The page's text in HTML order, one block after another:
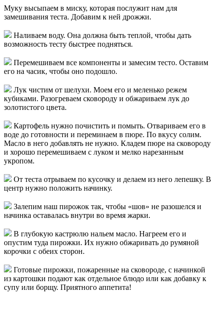
Муку высыпаем в миску, которая послужит нам для
замешивания теста. Добавим к ней дрожжи.
Наливаем воду. Она должна быть теплой, чтобы дать
возможность тесту быстрее подняться.
Перемешиваем все компоненты и замесим тесто. Оставим
его на часик, чтобы оно подошло.
Лук чистим от шелухи. Моем его и меленько режем
кубиками. Разогреваем сковороду и обжариваем лук до
золотистого цвета.
Картофель нужно почистить и помыть. Отвариваем его в
воде до готовности и переминаем в пюре. По вкусу солим.
Масло в него добавлять не нужно. Кладем пюре на сковороду
и хорошо перемешиваем с луком и мелко нарезанным
укропом.
От теста отрываем по кусочку и делаем из него лепешку. В
центр нужно положить начинку.
Залепим наш пирожок так, чтобы «шов» не разошелся и
начинка оставалась внутри во время жарки.
В глубокую кастрюлю нальем масло. Нагреем его и
опустим туда пирожки. Их нужно обжаривать до румяной
корочки с обеих сторон.
Готовые пирожки, пожаренные на сковороде, с начинкой
из картошки подают как отдельное блюдо или как добавку к
супу или борщу. Приятного аппетита!